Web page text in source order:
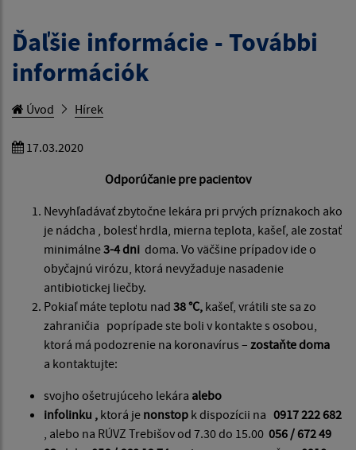
Ďaľšie informácie - További
információk
Úvod Hírek
17.03.2020
Odporúčanie pre pacientov
Nevyhľadávať zbytočne lekára pri prvých príznakoch ako
je nádcha , bolesť hrdla, mierna teplota, kašeľ, ale zostať
minimálne3-4 dni doma. Vo väčšine prípadov ide o
obyčajnú virózu, ktorá nevyžaduje nasadenie
antibiotickej liečby.
Pokiaľ máte teplotu nad 38 °C, kašeľ, vrátili ste sa zo
zahraničia poprípade ste boli v kontakte s osobou,
ktorá má podozrenie na koronavírus – zostaňte doma
a kontaktujte:
svojho ošetrujúceho lekára alebo
infolinku , ktorá je nonstop k dispozícii na 0917 222 682
, alebo na RÚVZ Trebišov od 7.30 do 15.00 056 / 672 49